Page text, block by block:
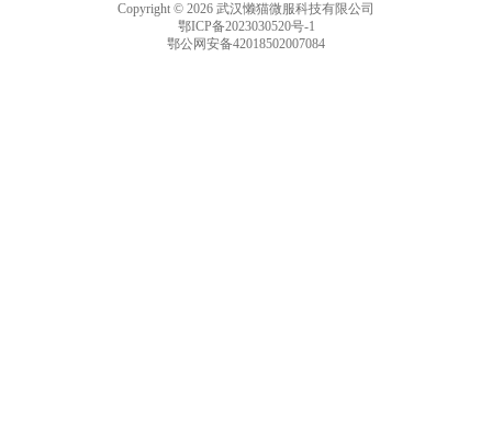
Copyright © 2026 武汉懒猫微服科技有限公司
鄂ICP备2023030520号-1
鄂公网安备42018502007084